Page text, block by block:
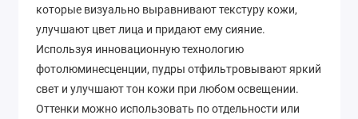
которые визуально выравнивают текстуру кожи,
улучшают цвет лица и придают ему сияние.
Используя инновационную технологию
фотолюминесценции, пудры отфильтровывают яркий
свет и улучшают тон кожи при любом освещении.
Оттенки можно использовать по отдельности или